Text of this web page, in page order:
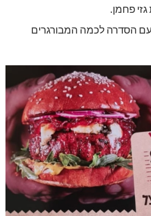
עם הסדרה לכמה המבורגרים